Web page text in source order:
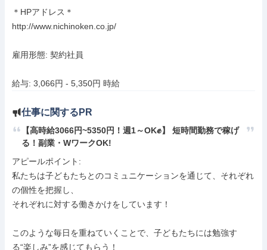
＊HPアドレス＊
http://www.nichinoken.co.jp/
雇用形態: 契約社員
給与: 3,066円 - 5,350円 時給
仕事に関するPR
【高時給3066円~5350円！週1～OK✊】 短時間勤務で稼げ
る！副業・WワークOK!
アピールポイント:
私たちは子どもたちとのコミュニケーションを通じて、それぞれ
の個性を把握し、
それぞれに対する働きかけをしています！
このような毎日を重ねていくことで、子どもたちには勉強す
る“楽しみ”を感じてもらう！